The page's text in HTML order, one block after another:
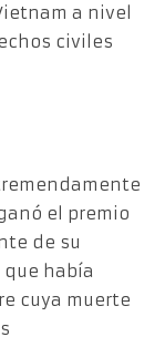
a nivel
civiles
el premio
de su
había
cuya muerte